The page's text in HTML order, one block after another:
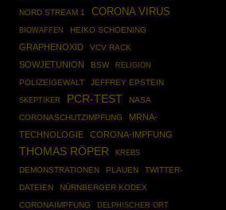
NORD STREAM 1 CORONA VIRUS
BIOWAFFEN HEIKO SCHOENING
GRAPHENOXID VCV RACK
SOWJETUNION BSW RELIGION
POLIZEIGEWALT
JEFFREY EPSTEIN
SKEPTIKER
PCR-TEST
NASA
CORONASCHUTZIMPFUNG
MRNA-
TECHNOLOGIE
CORONA-IMPFUNG
THOMAS RÖPER KREBS
DEMONSTRATIONEN PLAUEN
TWITTER-
DATEIEN
NÜRNBERGER KODEX
CORONAIMPFUNG
DELPHISCHER ORT